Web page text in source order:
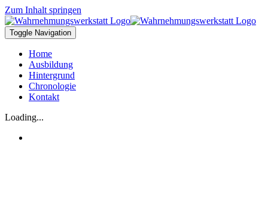
Zum Inhalt springen
Toggle Navigation
Home
Ausbildung
Hintergrund
Chronologie
Kontakt
Loading...